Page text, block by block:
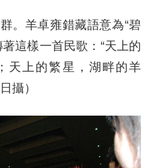
羊卓雍錯藏語意為“碧
這樣一首民歌：“天上的
天上的繁星，湖畔的羊
攝）